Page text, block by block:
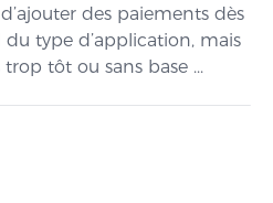
des paiements dès
type d’application, mais
tôt ou sans base ...